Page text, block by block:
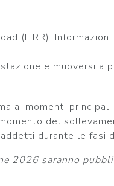
(LIRR).
e muoversi a
ai momenti
del
durante le fasi
2026 saranno